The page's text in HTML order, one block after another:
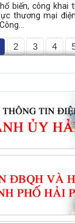
biến, công khai
thương mại
2 3 4